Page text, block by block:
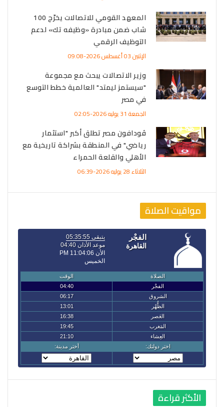
المعهد القومي للاتصالات يخرّج 100
شاب ضمن مبادرة «وظيفه تك» لدعم
التوظيف الرقمي
الإثنين 03 أغسطس 2026-09:08
وزير الاتصالات يبحث مع مجموعة
"سيستمز ليمتد" العالمية خطط التوسع
في مصر
الجمعة 31 يوليه 2026-02:05
ڤودافون مصر تطلق أكبر "استثمار
رياضي" في المنطقة بشراكة تاريخية مع
الأهلي والقلعة الحمراء
الثلاثاء 28 يوليه 2026-06:39
مواقيت الصلاة
الأكثر قراءة